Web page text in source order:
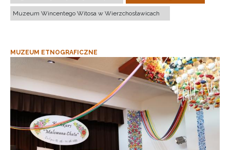
Muzeum Wincentego Witosa w Wierzchosławicach
MUZEUM ETNOGRAFICZNE